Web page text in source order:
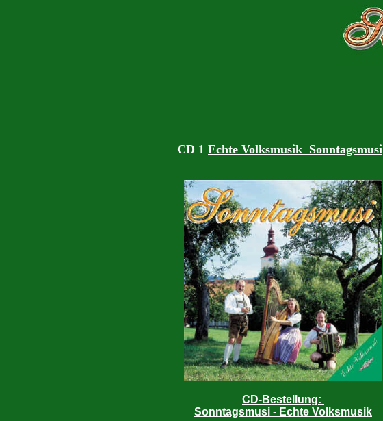
CD 1 Echte Volksmusik Sonntagsmusi
CD-Bestellung:
Sonntagsmusi - Echte Volksmusik